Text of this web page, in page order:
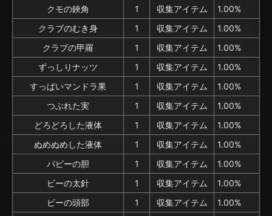
クモの鋏角
1 収集アイテム
1.00%
クラブのむき身
1 収集アイテム
1.00%
クラブの甲羅
1 収集アイテム
1.00%
ずっしりナッツ
1 収集アイテム
1.00%
すっぱいマンドラ果
1 収集アイテム
1.00%
つぶれた実
1 収集アイテム
1.00%
どろどろした液体
1 収集アイテム
1.00%
ぬめぬめした液体
1 収集アイテム
1.00%
パピーの胆
1 収集アイテム
1.00%
ビーの太針
1 収集アイテム
1.00%
ビーの頭部
1 収集アイテム
1.00%